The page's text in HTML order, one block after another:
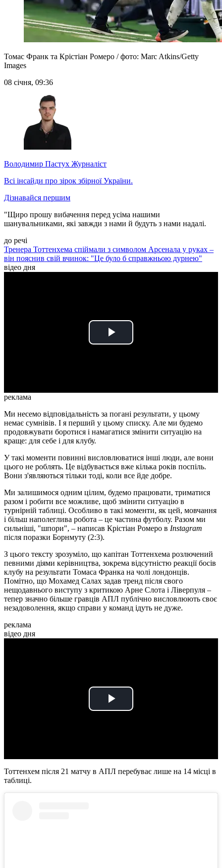
Томас Франк та Крістіан Ромеро / фото: Marc Atkins/Getty
Images
08 січня, 09:36
Володимир Пастух Журналіст
Всі інсайди про зірок збірної України.
Дізнавайся першим
"Щиро прошу вибачення перед усіма нашими
шанувальниками, які завжди з нами й будуть з нами надалі.
до речі
Тренера Тоттенхема спіймали з символом Арсенала у руках –
він пояснив свій вчинок: "Це було б справжньою дурнею"
відео дня
Play
реклама
Ми несемо відповідальність за погані результати, у цьому
немає сумнівів. І я перший у цьому списку. Але ми будемо
продовжувати боротися і намагатися змінити ситуацію на
краще: для себе і для клубу.
У такі моменти повинні висловлюватися інші люди, але вони
цього не роблять. Це відбувається вже кілька років поспіль.
Вони з'являються тільки тоді, коли все йде добре.
Ми залишимося одним цілим, будемо працювати, триматися
разом і робити все можливе, щоб змінити ситуацію в
турнірній таблиці. Особливо в такі моменти, як цей, мовчання
і більш наполеглива робота – це частина футболу. Разом ми
сильніші, "шпори", – написав Крістіан Ромеро в Instagram
після поразки Борнмуту (2:3).
З цього тексту зрозуміло, що капітан Тоттенхема розлючений
певними діями керівництва, зокрема відсутністю реакції босів
клубу на результати Томаса Франка на чолі лондонців.
Помітно, що Мохамед Салах задав тренд після свого
нещодавнього виступу з критикою Арне Слота і Ліверпуля –
тепер значно більше гравців АПЛ публічно висловлюють своє
незадоволення, якщо справи у команд ідуть не дуже.
реклама
відео дня
Play
Тоттенхем після 21 матчу в АПЛ перебуває лише на 14 місці в
таблиці.